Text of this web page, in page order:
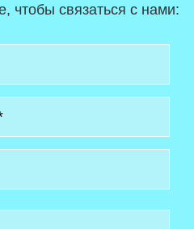
чтобы связаться с нами: